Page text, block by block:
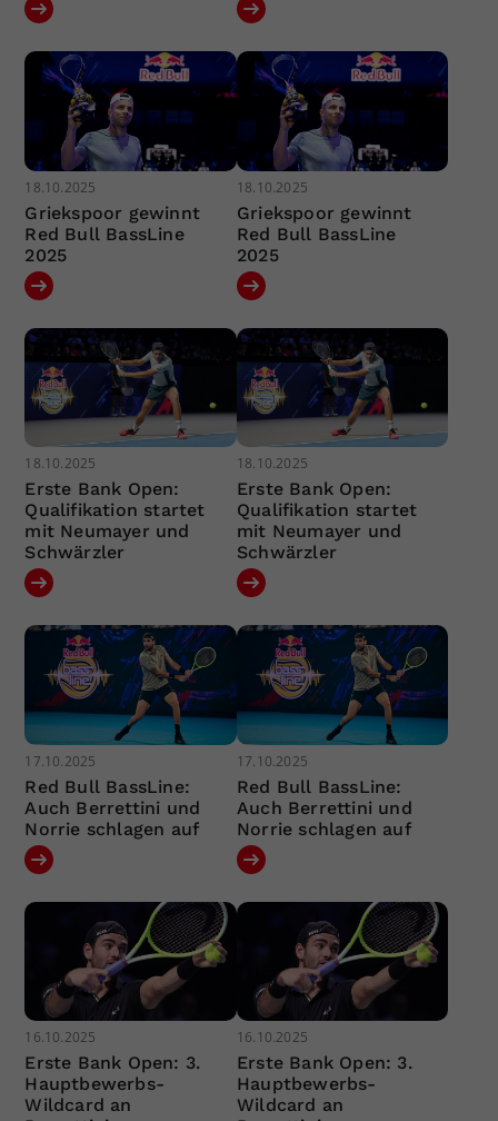
18.10.2025
Griekspoor gewinnt
Red Bull BassLine
2025
18.10.2025
Griekspoor gewinnt
Red Bull BassLine
2025
18.10.2025
Erste Bank Open:
Qualifikation startet
mit Neumayer und
Schwärzler
18.10.2025
Erste Bank Open:
Qualifikation startet
mit Neumayer und
Schwärzler
17.10.2025
Red Bull BassLine:
Auch Berrettini und
Norrie schlagen auf
17.10.2025
Red Bull BassLine:
Auch Berrettini und
Norrie schlagen auf
16.10.2025
Erste Bank Open: 3.
Hauptbewerbs-
Wildcard an
16.10.2025
Erste Bank Open: 3.
Hauptbewerbs-
Wildcard an